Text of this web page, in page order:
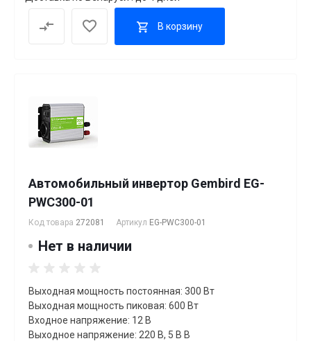
В корзину
Автомобильный инвертор Gembird EG-
PWC300-01
Код товара 272081 Артикул EG-PWC300-01
Нет в наличии
Выходная мощность постоянная: 300 Вт
Выходная мощность пиковая: 600 Вт
Входное напряжение: 12 В
Выходное напряжение: 220 В, 5 В В